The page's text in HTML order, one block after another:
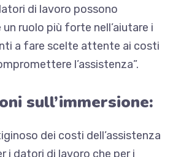
di lavoro possono
un ruolo più forte nell’aiutare i
a fare scelte attente ai costi
l’assistenza”.
sull’immersione:
dei costi dell’assistenza
i datori di lavoro che per i